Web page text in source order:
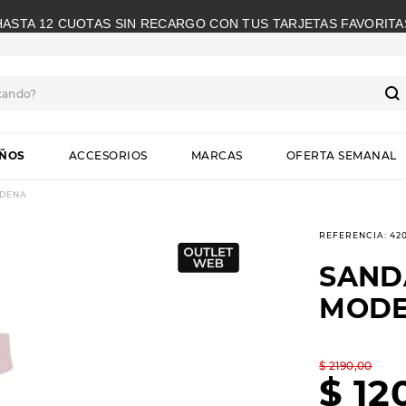
12 CUOTAS SIN RECARGO CON TUS TARJETAS
ACCESORIOS MARCAS OFERTA SEMANAL
REFERENCIA:
$ 2190,00
$